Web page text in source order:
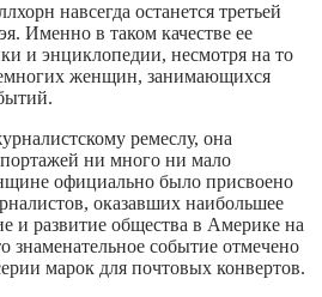
навсегда останется третьей
Именно в таком качестве ее
и энциклопедии, несмотря на то
женщин, занимающихся
ремеслу, она
ни много ни мало
официально было присвоено
оказавших наибольшее
и развитие общества в Америке на
событие отмечено
марок для почтовых конвертов.